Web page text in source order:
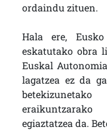
ordaindu zituen.
Hala ere,
eskatutako obra
Euskal
lagatzea ez da
egiaztatzea da.